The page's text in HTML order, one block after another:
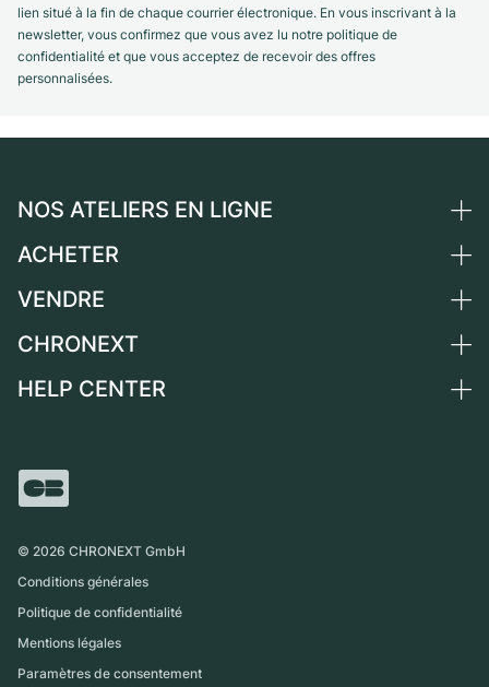
lien situé à la fin de chaque courrier électronique. En vous inscrivant à la
newsletter, vous confirmez que vous avez lu notre politique de
confidentialité et que vous acceptez de recevoir des offres
personnalisées.
NOS ATELIERS EN LIGNE
Allemagne
Suisse
France
International
ACHETER
Toutes les montres de luxe
Independent Brands
VENDRE
Vendre une montre
CHRONEXT
Qui sommes-nous ?
Magazine
HELP CENTER
Retrait sur place
© 2026 CHRONEXT GmbH
Conditions générales
Politique de confidentialité
Mentions légales
Paramètres de consentement